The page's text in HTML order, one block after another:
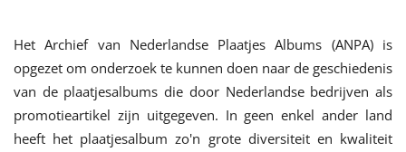
Het Archief van Nederlandse Plaatjes Albums (ANPA) is
opgezet om onderzoek te kunnen doen naar de geschiedenis
van de plaatjesalbums die door Nederlandse bedrijven als
promotieartikel zijn uitgegeven. In geen enkel ander land
heeft het plaatjesalbum zo'n grote diversiteit en kwaliteit